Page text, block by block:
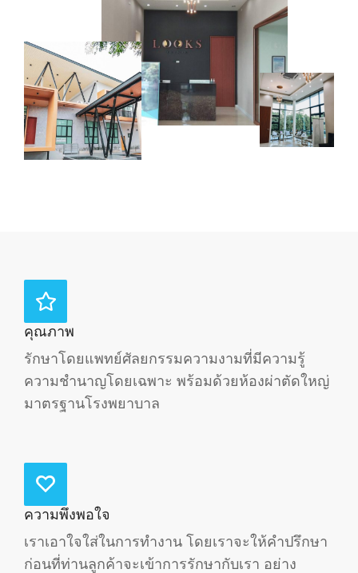
คุณภาพ
รักษาโดยแพทย์ศัลยกรรมความงามที่มีความรู้
ความชำนาญโดยเฉพาะ พร้อมด้วยห้องผ่าตัดใหญ่
มาตรฐานโรงพยาบาล​
ความพึงพอใจ
เราเอาใจใส่ในการทำงาน โดยเราจะให้คำปรึกษา
ก่อนที่ท่านลูกค้าจะเข้าการรักษากับเรา อย่าง